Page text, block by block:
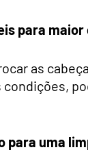
para
as
para uma